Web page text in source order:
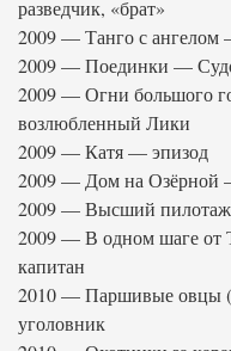
разведчик, «брат»
2009 — Танго с ангелом
2009 — Поединки —
2009 — Огни большого
возлюбленный Лики
2009 — Катя — эпизод
2009 — Дом на Озёрной
2009 — Высший
2009 — В одном шаге от
капитан
2010 — Паршивые овцы
уголовник